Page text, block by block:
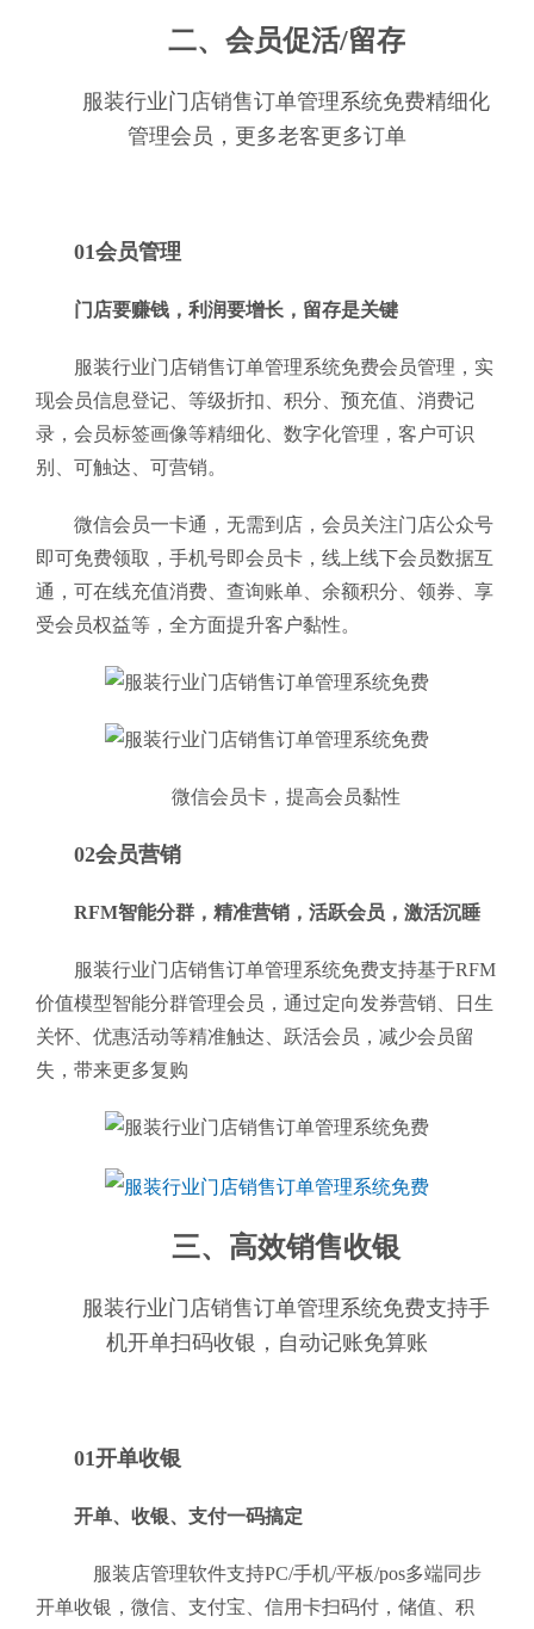
二、会员促活/留存
服装行业门店销售订单管理系统免费精细化
管理会员，更多老客更多订单
01会员管理
门店要赚钱，利润要增长，留存是关键
服装行业门店销售订单管理系统免费会员管理，实
现会员信息登记、等级折扣、积分、预充值、消费记
录，会员标签画像等精细化、数字化管理，客户可识
别、可触达、可营销。
微信会员一卡通，无需到店，会员关注门店公众号
即可免费领取，手机号即会员卡，线上线下会员数据互
通，可在线充值消费、查询账单、余额积分、领券、享
受会员权益等，全方面提升客户黏性。
微信会员卡，提高会员黏性
02会员营销
RFM智能分群，精准营销，活跃会员，激活沉睡
服装行业门店销售订单管理系统免费支持基于RFM
价值模型智能分群管理会员，通过定向发券营销、日生
关怀、优惠活动等精准触达、跃活会员，减少会员留
失，带来更多复购
三、高效销售收银
服装行业门店销售订单管理系统免费支持手
机开单扫码收银，自动记账免算账
01开单收银
开单、收银、支付一码搞定
服装店管理软件支持PC/手机/平板/pos多端同步
开单收银，微信、支付宝、信用卡扫码付，储值、积